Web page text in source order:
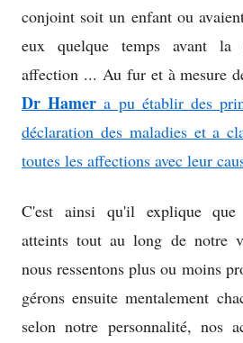
conjoint soit un enfant ou
eux quelque temps avant la
affection ... Au fur et à mesure
Dr Hamer a pu établir des
déclaration des maladies et a
toutes les affections avec leur
C'est ainsi qu'il explique que
atteints tout au long de notre
nous ressentons plus ou moins
gérons ensuite mentalement
selon notre personnalité, nos